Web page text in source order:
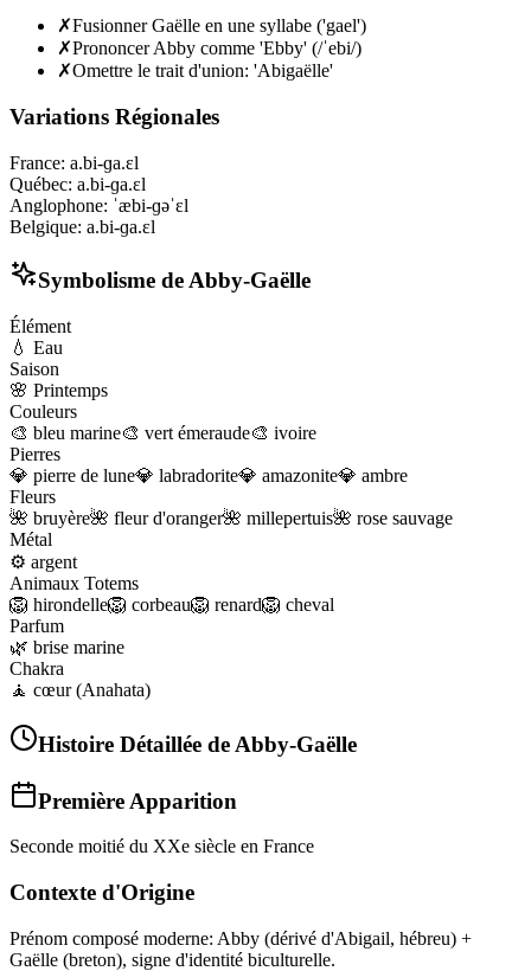
✗Fusionner Gaëlle en une syllabe ('gael')
✗Prononcer Abby comme 'Ebby' (/ˈebi/)
✗Omettre le trait d'union: 'Abigaëlle'
Variations Régionales
France: a.bi-ɡa.ɛl
Québec: a.bi-ɡa.ɛl
Anglophone: ˈæbi-ɡəˈɛl
Belgique: a.bi-ɡa.ɛl
Symbolisme deAbby-Gaëlle
Élément
💧 Eau
Saison
🌸 Printemps
Couleurs
🎨 bleu marine🎨 vert émeraude🎨 ivoire
Pierres
💎 pierre de lune💎 labradorite💎 amazonite💎 ambre
Fleurs
🌺 bruyère🌺 fleur d'oranger🌺 millepertuis🌺 rose sauvage
Métal
⚙️ argent
Animaux Totems
🦁 hirondelle🦁 corbeau🦁 renard🦁 cheval
Parfum
🌿 brise marine
Chakra
🧘 cœur (Anahata)
Histoire Détaillée de Abby-Gaëlle
Première Apparition
Seconde moitié du XXe siècle en France
Contexte d'Origine
Prénom composé moderne: Abby (dérivé d'Abigail, hébreu) +
Gaëlle (breton), signe d'identité biculturelle.